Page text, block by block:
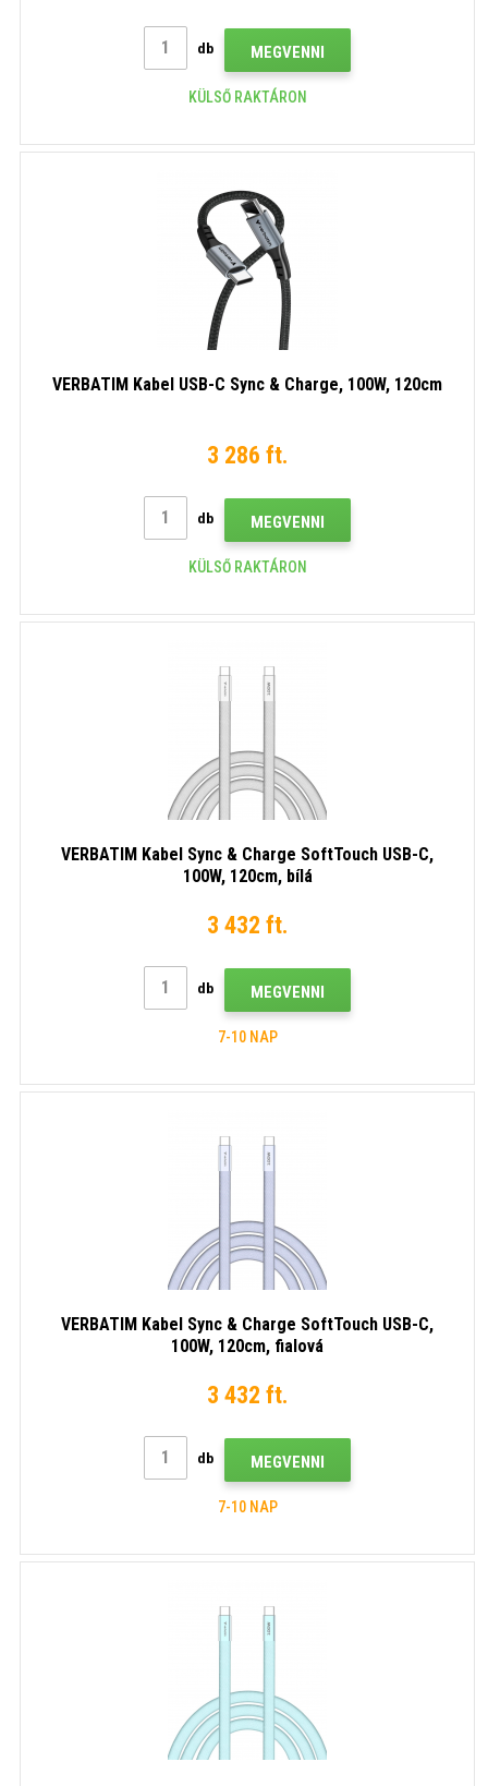
db MEGVENNI
KÜLSŐ RAKTÁRON
VERBATIM Kabel USB-C Sync & Charge, 100W, 120cm
3 286 ft.
db MEGVENNI
KÜLSŐ RAKTÁRON
VERBATIM Kabel Sync & Charge SoftTouch USB-C,
100W, 120cm, bílá
3 432 ft.
db MEGVENNI
7-10 NAP
VERBATIM Kabel Sync & Charge SoftTouch USB-C,
100W, 120cm, fialová
3 432 ft.
db MEGVENNI
7-10 NAP